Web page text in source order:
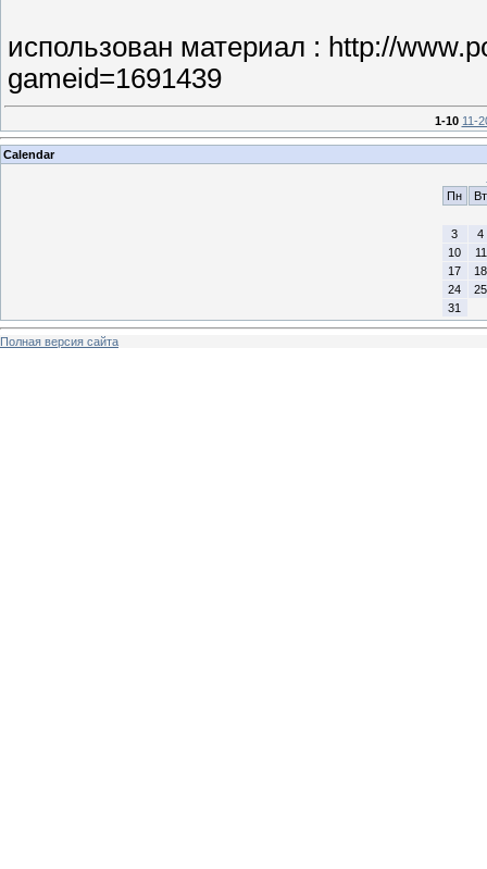
использован материал : http://
gameid=1691439
1-10 11-
Calendar
Пн
Вт
3
4
10
11
17
18
24
25
31
Полная версия сайта